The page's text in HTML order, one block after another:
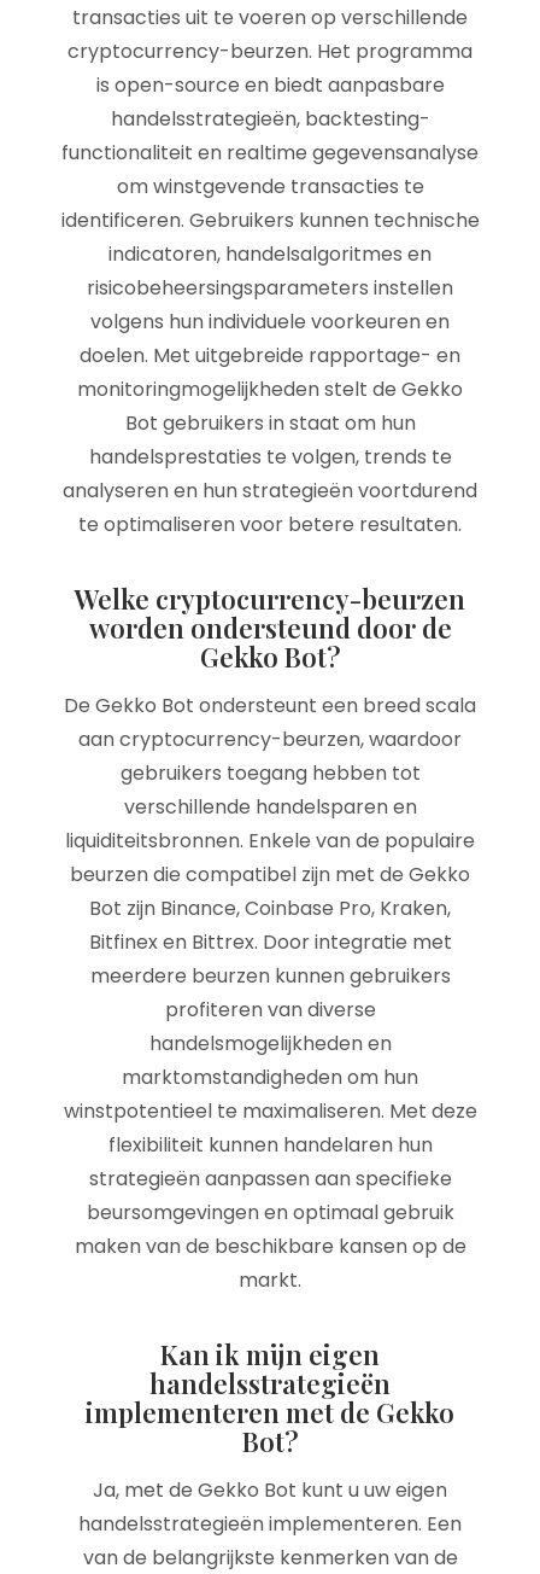
transacties uit te voeren op verschillende
cryptocurrency-beurzen. Het programma
is open-source en biedt aanpasbare
handelsstrategieën, backtesting-
functionaliteit en realtime gegevensanalyse
om winstgevende transacties te
identificeren. Gebruikers kunnen technische
indicatoren, handelsalgoritmes en
risicobeheersingsparameters instellen
volgens hun individuele voorkeuren en
doelen. Met uitgebreide rapportage- en
monitoringmogelijkheden stelt de Gekko
Bot gebruikers in staat om hun
handelsprestaties te volgen, trends te
analyseren en hun strategieën voortdurend
te optimaliseren voor betere resultaten.
Welke cryptocurrency-beurzen
worden ondersteund door de
Gekko Bot?
De Gekko Bot ondersteunt een breed scala
aan cryptocurrency-beurzen, waardoor
gebruikers toegang hebben tot
verschillende handelsparen en
liquiditeitsbronnen. Enkele van de populaire
beurzen die compatibel zijn met de Gekko
Bot zijn Binance, Coinbase Pro, Kraken,
Bitfinex en Bittrex. Door integratie met
meerdere beurzen kunnen gebruikers
profiteren van diverse
handelsmogelijkheden en
marktomstandigheden om hun
winstpotentieel te maximaliseren. Met deze
flexibiliteit kunnen handelaren hun
strategieën aanpassen aan specifieke
beursomgevingen en optimaal gebruik
maken van de beschikbare kansen op de
markt.
Kan ik mijn eigen
handelsstrategieën
implementeren met de Gekko
Bot?
Ja, met de Gekko Bot kunt u uw eigen
handelsstrategieën implementeren. Een
van de belangrijkste kenmerken van de